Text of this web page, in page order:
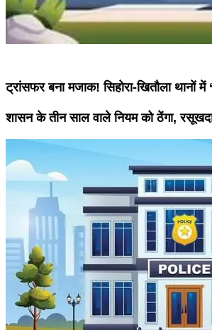
ट्रांसफर बना मजाक! सिहोरा-खितौला थानों में
शासन के तीन साल वाले नियम को ठेंगा,